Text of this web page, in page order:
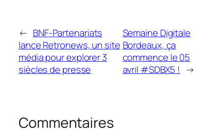
← BNF-Partenariats
lance Retronews, un site
média pour explorer 3
siècles de presse
Semaine Digitale
Bordeaux, ça
commence le 05
avril #SDBX5 ! →
Commentaires